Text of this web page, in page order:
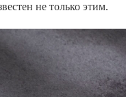
не только этим.